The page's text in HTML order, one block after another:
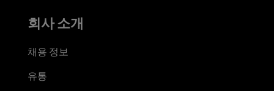
회사 소개
채용 정보
유통